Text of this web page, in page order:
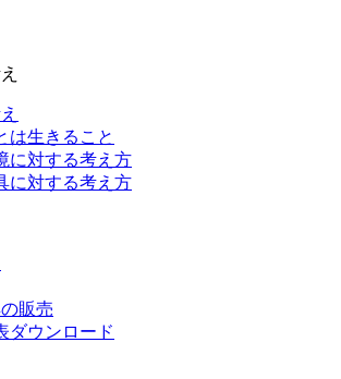
は生きること
に対する考え方
に対する考え方
販売
ダウンロード